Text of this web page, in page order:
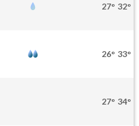
27° 32°
26° 33°
27° 34°